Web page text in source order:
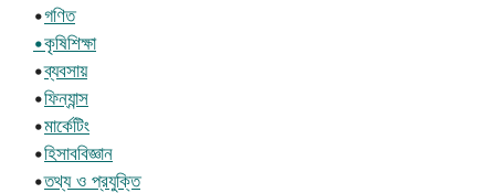
•গণিত
•কৃষিশিক্ষা
•ব্যবসায়
•ফিন্যান্স
•মার্কেটিং
•হিসাববিজ্ঞান
•তথ্য ও প্রযুক্তি